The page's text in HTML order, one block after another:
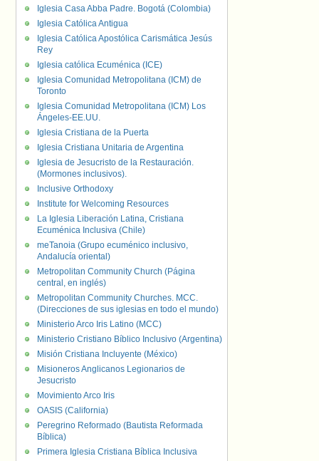
Iglesia Casa Abba Padre. Bogotá (Colombia)
Iglesia Católica Antigua
Iglesia Católica Apostólica Carismática Jesús
Rey
Iglesia católica Ecuménica (ICE)
Iglesia Comunidad Metropolitana (ICM) de
Toronto
Iglesia Comunidad Metropolitana (ICM) Los
Ángeles-EE.UU.
Iglesia Cristiana de la Puerta
Iglesia Cristiana Unitaria de Argentina
Iglesia de Jesucristo de la Restauración.
(Mormones inclusivos).
Inclusive Orthodoxy
Institute for Welcoming Resources
La Iglesia Liberación Latina, Cristiana
Ecuménica Inclusiva (Chile)
meTanoia (Grupo ecuménico inclusivo,
Andalucía oriental)
Metropolitan Community Church (Página
central, en inglés)
Metropolitan Community Churches. MCC.
(Direcciones de sus iglesias en todo el mundo)
Ministerio Arco Iris Latino (MCC)
Ministerio Cristiano Bíblico Inclusivo (Argentina)
Misión Cristiana Incluyente (México)
Misioneros Anglicanos Legionarios de
Jesucristo
Movimiento Arco Iris
OASIS (California)
Peregrino Reformado (Bautista Reformada
Bíblica)
Primera Iglesia Cristiana Bíblica Inclusiva